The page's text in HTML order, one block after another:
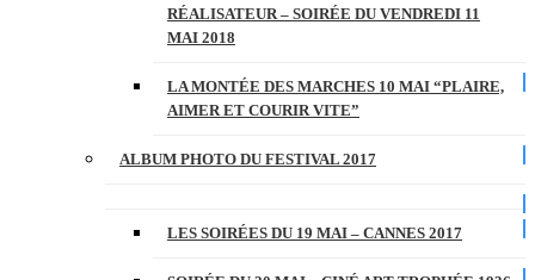
RÉALISATEUR – SOIRÉE DU VENDREDI 11
MAI 2018
LA MONTÉE DES MARCHES 10 MAI “PLAIRE,
AIMER ET COURIR VITE”
ALBUM PHOTO DU FESTIVAL 2017
LES SOIRÉES DU 19 MAI – CANNES 2017